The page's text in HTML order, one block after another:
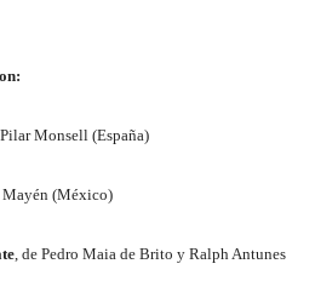
Monsell (España)
Mayén (México)
, de Pedro Maia de Brito y Ralph Antunes